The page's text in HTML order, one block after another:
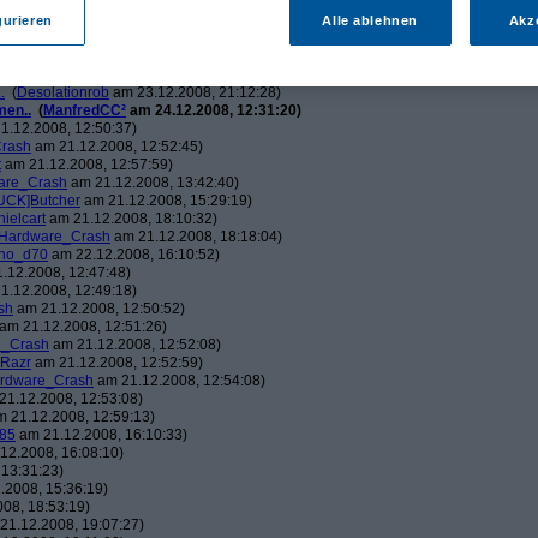
am 23.12.2008, 08:25:26)
(Desolationrob am 23.12.2008, 21:12:28)
(ManfredCC² am 24.12.2008, 12:31:20)
12:50:37)
am 21.12.2008, 12:52:45)
am 21.12.2008, 12:57:59)
am 21.12.2008, 13:42:40)
am 21.12.2008, 15:29:19)
am 21.12.2008, 18:10:32)
Hardware_Crash am 21.12.2008, 18:18:04)
am 22.12.2008, 16:10:52)
12:47:48)
12:49:18)
am 21.12.2008, 12:50:52)
am 21.12.2008, 12:51:26)
am 21.12.2008, 12:52:08)
am 21.12.2008, 12:52:59)
am 21.12.2008, 12:54:08)
12:53:08)
21.12.2008, 12:59:13)
am 21.12.2008, 16:10:33)
16:08:10)
15:36:19)
18:53:19)
19:07:27)
Alle ablehnen